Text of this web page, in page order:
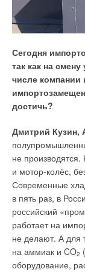
Сегодня
так как на
числе компании
достичь?
Дмитрий Кузин,
не производятся.
и мотор-колёс,
Современные
в пять раз, в
российский
работает на
не делают. А для
на аммиак и CO2
оборудование,
сетей и затрат
циркулирующего
системах
на освещение
. Внести
пункты и
стандарт СТО
и расчёту
жилого и
изменений и
НП «АВОК»
и содержание
и
расчёта
Изменения и
опубликованы
общественности
в Минстрой и